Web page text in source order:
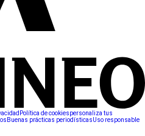
Política de cookiespersonaliza tus
Buenas prácticas periodísticasUso responsable